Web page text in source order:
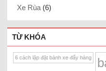
Xe Rùa (6)
TỪ KHÓA
6 cách lặp đặt bánh xe đẩy hàng